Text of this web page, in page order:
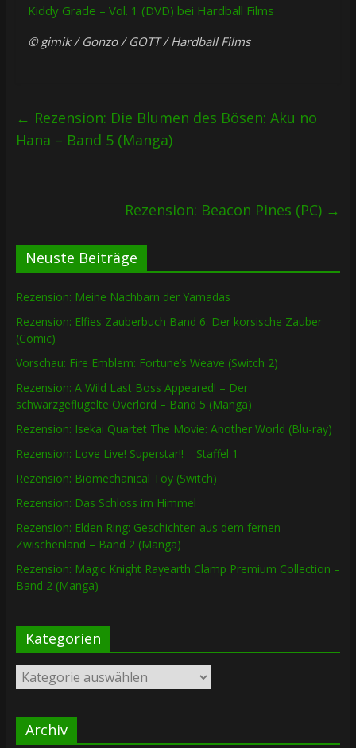
Kiddy Grade – Vol. 1 (DVD) bei Hardball Films
© gimik / Gonzo / GOTT / Hardball Films
← Rezension: Die Blumen des Bösen: Aku no
Hana – Band 5 (Manga)
Rezension: Beacon Pines (PC) →
Neuste Beiträge
Rezension: Meine Nachbarn der Yamadas
Rezension: Elfies Zauberbuch Band 6: Der korsische Zauber
(Comic)
Vorschau: Fire Emblem: Fortune’s Weave (Switch 2)
Rezension: A Wild Last Boss Appeared! – Der
schwarzgeflügelte Overlord – Band 5 (Manga)
Rezension: Isekai Quartet The Movie: Another World (Blu-ray)
Rezension: Love Live! Superstar!! – Staffel 1
Rezension: Biomechanical Toy (Switch)
Rezension: Das Schloss im Himmel
Rezension: Elden Ring: Geschichten aus dem fernen
Zwischenland – Band 2 (Manga)
Rezension: Magic Knight Rayearth Clamp Premium Collection –
Band 2 (Manga)
Kategorien
Kategorien
Archiv